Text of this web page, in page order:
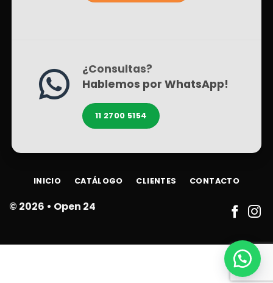
¿Consultas?
Hablemos por WhatsApp!
11 2700 5154
© 2026 • Open 24
INICIO CATÁLOGO CLIENTES CONTACTO